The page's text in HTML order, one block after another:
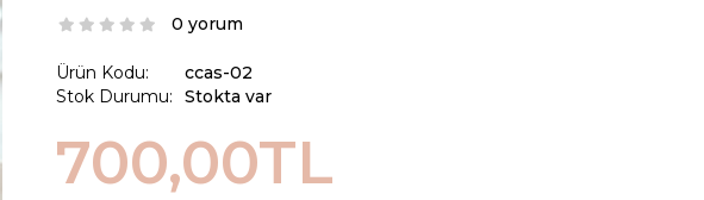
0 yorum
Ürün Kodu:
Stok Durumu:
ccas-02
Stokta var
700,00TL